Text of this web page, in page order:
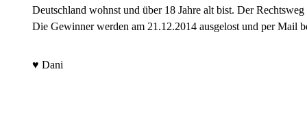
Deutschland wohnst und über 18 Jahre alt bist. Der Rechtsweg
Die Gewinner werden am 21.12.2014 ausgelost und per Mail
♥ Dani